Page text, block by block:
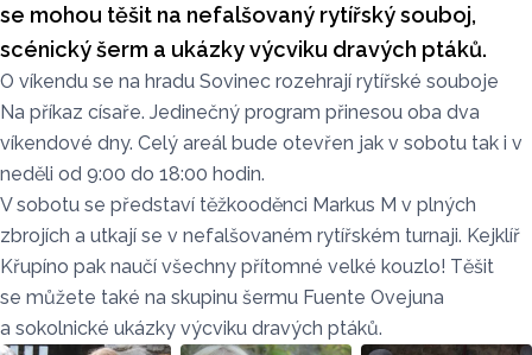
se mohou těšit na nefalšovaný rytířský souboj,
scénický šerm a ukázky výcviku dravých ptáků.
O víkendu se na hradu Sovinec rozehrají rytířské souboje
Na příkaz císaře. Jedinečný program přinesou oba dva
víkendové dny. Celý areál bude otevřen jak v sobotu tak i v
neděli od 9:00 do 18:00 hodin.
V sobotu se představí těžkooděnci Markus M v plných
zbrojích a utkají se v nefalšovaném rytířském turnaji. Kejklíř
Křupíno pak naučí všechny přítomné velké kouzlo! Těšit
se můžete také na skupinu šermu Fuente Ovejuna
a sokolnické ukázky výcviku dravých ptáků.